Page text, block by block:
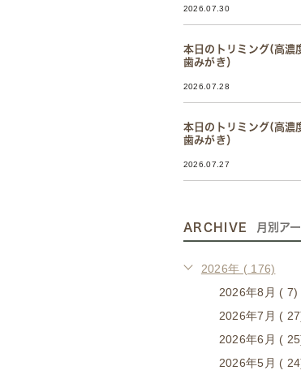
2026.07.30
本日のトリミング(高濃
歯みがき）
2026.07.28
本日のトリミング(高濃
歯みがき）
2026.07.27
ARCHIVE 月別ア
2026年 ( 176)
2026年8月 ( 7)
2026年7月 (
2026年6月 (
2026年5月 (